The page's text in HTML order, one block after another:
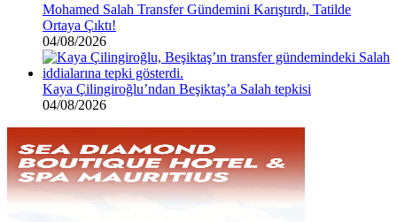
Mohamed Salah Transfer Gündemini Karıştırdı, Tatilde
Ortaya Çıktı!
04/08/2026
Kaya Çilingiroğlu’ndan Beşiktaş’a Salah tepkisi
04/08/2026